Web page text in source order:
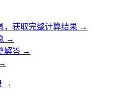
，获取完整计算结果 →
→
解答 →
→